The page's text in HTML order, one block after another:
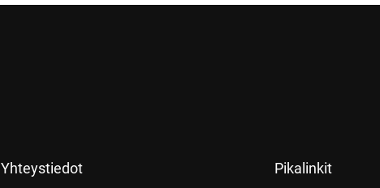
Yhteystiedot Pikalinkit